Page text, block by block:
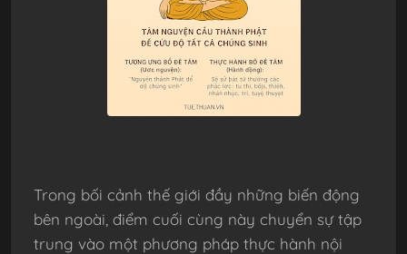
Trong bối cảnh thế giới đầy những biến động
bên ngoài, điểm cuối cùng này chuyển sự tập
trung vào một phương pháp thực hành nội